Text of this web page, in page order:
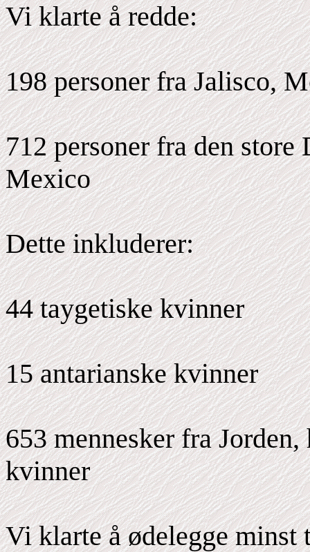
Vi klarte å redde:
198 personer fra Jalisco,
712 personer fra den
Mexico
Dette inkluderer:
44 taygetiske kvinner
15 antarianske kvinner
653 mennesker fra
kvinner
Vi klarte å ødelegge minst